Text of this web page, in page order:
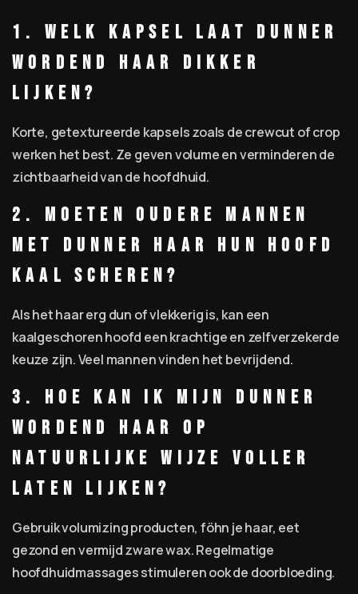
1. Welk kapsel laat dunner
wordend haar dikker
lijken?
Korte, getextureerde kapsels zoals de crewcut of crop
werken het best. Ze geven volume en verminderen de
zichtbaarheid van de hoofdhuid.
2. Moeten oudere mannen
met dunner haar hun hoofd
kaal scheren?
Als het haar erg dun of vlekkerig is, kan een
kaalgeschoren hoofd een krachtige en zelfverzekerde
keuze zijn. Veel mannen vinden het bevrijdend.
3. Hoe kan ik mijn dunner
wordend haar op
natuurlijke wijze voller
laten lijken?
Gebruik volumizing producten, föhn je haar, eet
gezond en vermijd zware wax. Regelmatige
hoofdhuidmassages stimuleren ook de doorbloeding.